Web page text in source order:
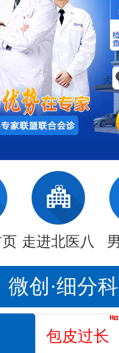
走进北医八
微创·细分
包皮过长